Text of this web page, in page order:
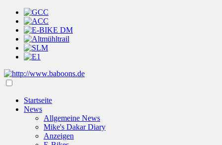
Startseite
News
Allgemeine News
Mike's Dakar Diary
Anzeigen